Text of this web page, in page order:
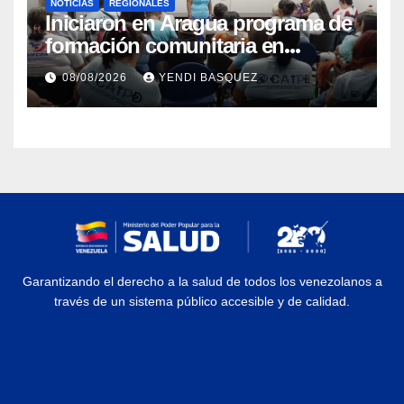
NOTICIAS REGIONALES
Iniciaron en Aragua programa de
formación comunitaria en
atención a personas con
discapacidad
08/08/2026 YENDI BASQUEZ
Garantizando el derecho a la salud de todos los venezolanos a
través de un sistema público accesible y de calidad.